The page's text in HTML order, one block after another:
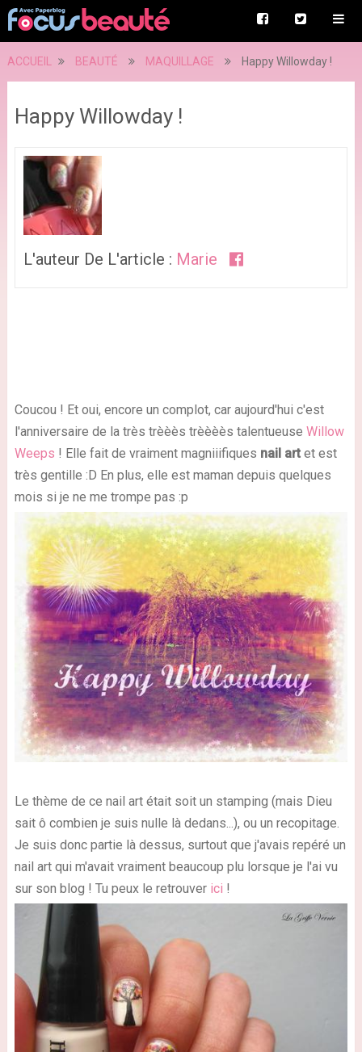
ACCUEIL BEAUTÉ MAQUILLAGE Happy Willowday !
Happy Willowday !
L'auteur De L'article : Marie
Coucou ! Et oui, encore un complot, car aujourd'hui c'est
l'anniversaire de la très trèèès trèèèès talentueuse Willow
Weeps ! Elle fait de vraiment magniiifiques nail artet est
très gentille :D En plus, elle est maman depuis quelques
mois si je ne me trompe pas :p
Le thème de ce nail art était soit un stamping (mais Dieu
sait ô combien je suis nulle là dedans...), ou un recopitage.
Je suis donc partie là dessus, surtout que j'avais repéré un
nail art qui m'avait vraiment beaucoup plu lorsque je l'ai vu
sur son blog ! Tu peux le retrouver ici !